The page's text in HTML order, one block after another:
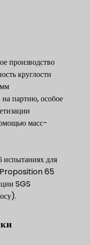
производство
круглости
партию, особое
масс-
испытаниях для
65
SGS